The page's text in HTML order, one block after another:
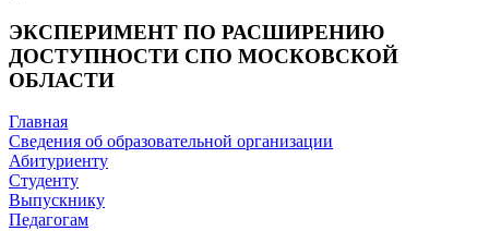
ЭКСПЕРИМЕНТ ПО РАСШИРЕНИЮ
ДОСТУПНОСТИ СПО МОСКОВСКОЙ
ОБЛАСТИ
Главная
Сведения об образовательной организации
Абитуриенту
Студенту
Выпускнику
Педагогам